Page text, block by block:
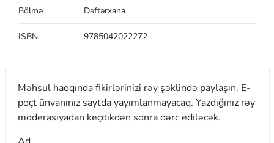
Bölmə Dəftərxana
ISBN 9785042022272
Məhsul haqqında fikirlərinizi rəy şəklində paylaşın. E-
poçt ünvanınız saytda yayımlanmayacaq. Yazdığınız rəy
moderasiyadan keçdikdən sonra dərc ediləcək.